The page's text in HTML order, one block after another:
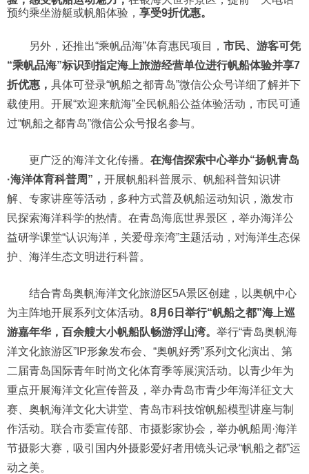
预约乘坐游艇或帆船体验， 享受9折优惠。
另外，还推出“乘帆品海”体育惠民项目， 市民、游客可凭
“乘帆品海”标识到指定海上旅游经营单位进行帆船体验并享7
折优惠， 具体可登录“帆船之都青岛”微信公众号详细了解并下
载使用。开展“欢迎来航海”全民帆船公益体验活动，市民可通
过“帆船之都青岛”微信公众号报名参与。
更广泛的海洋文化传播。 在海信探索中心举办“扬帆青岛
·海洋体育科普周”， 开展帆船科普展示、帆船科普知识讲
解、专家讲座等活动，多种方式普及帆船运动知识，激发市
民探索海洋科学的热情。在青岛海底世界景区，举办海洋公
益研学课堂“认识海洋，关爱母亲湾”主题活动，对海洋生态保
护、海洋生态文明进行科普。
结合青岛奥帆海洋文化旅游区5A景区创建，以奥帆中心
为主阵地开展系列文体活动。 8月6日举行“帆船之都”海上巡
游嘉年华，百余艘大小帆船队畅游浮山湾。 举行“青岛奥帆海
洋文化旅游区”IP形象发布会、“奥帆好秀”系列文化演出、第
二届青岛国际青年时尚文化体育季等展演活动。以青少年为
重点开展海洋文化宣传普及，举办青岛市青少年海洋征文大
赛、奥帆海洋文化大讲堂、青岛市科技馆帆船模型讲座与制
作活动。联合市委宣传部、市摄影家协会，举办帆船周·海洋
节摄影大赛，吸引国内外摄影爱好者用镜头记录“帆船之都”运
动之美。